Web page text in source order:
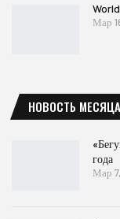
Мар
НОВОСТЬ
года
Мар